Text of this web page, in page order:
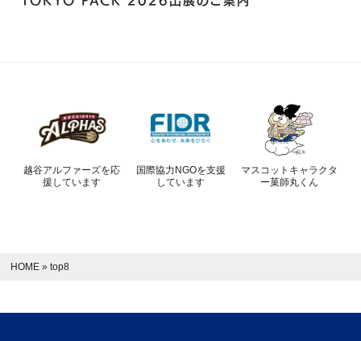
越谷アルファーズを応
援しています
国際協力NGOを支援
しています
マスコットキャラクタ
ー菓師丸くん
HOME » top8